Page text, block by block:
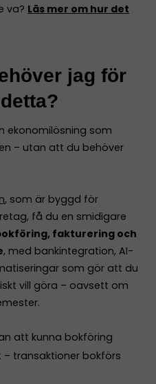
va? Läs mer om hur det
jag för
ekonomilösning som
– utan att du behöver
, som är byggd för
få du en smidigare
fakturering och
, med bankintegration, AI-
som gör att du
vill göra – oavsett om
att kunna bokföring
transaktioner bokförs